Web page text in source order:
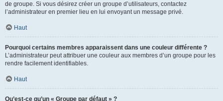
de groupe. Si vous désirez créer un groupe d’utilisateurs, contactez
l’administrateur en premier lieu en lui envoyant un message privé.
Haut
Pourquoi certains membres apparaissent dans une couleur différente ?
L’administrateur peut attribuer une couleur aux membres d’un groupe pour les
rendre facilement identifiables.
Haut
Qu’est-ce qu’un « Groupe par défaut » ?